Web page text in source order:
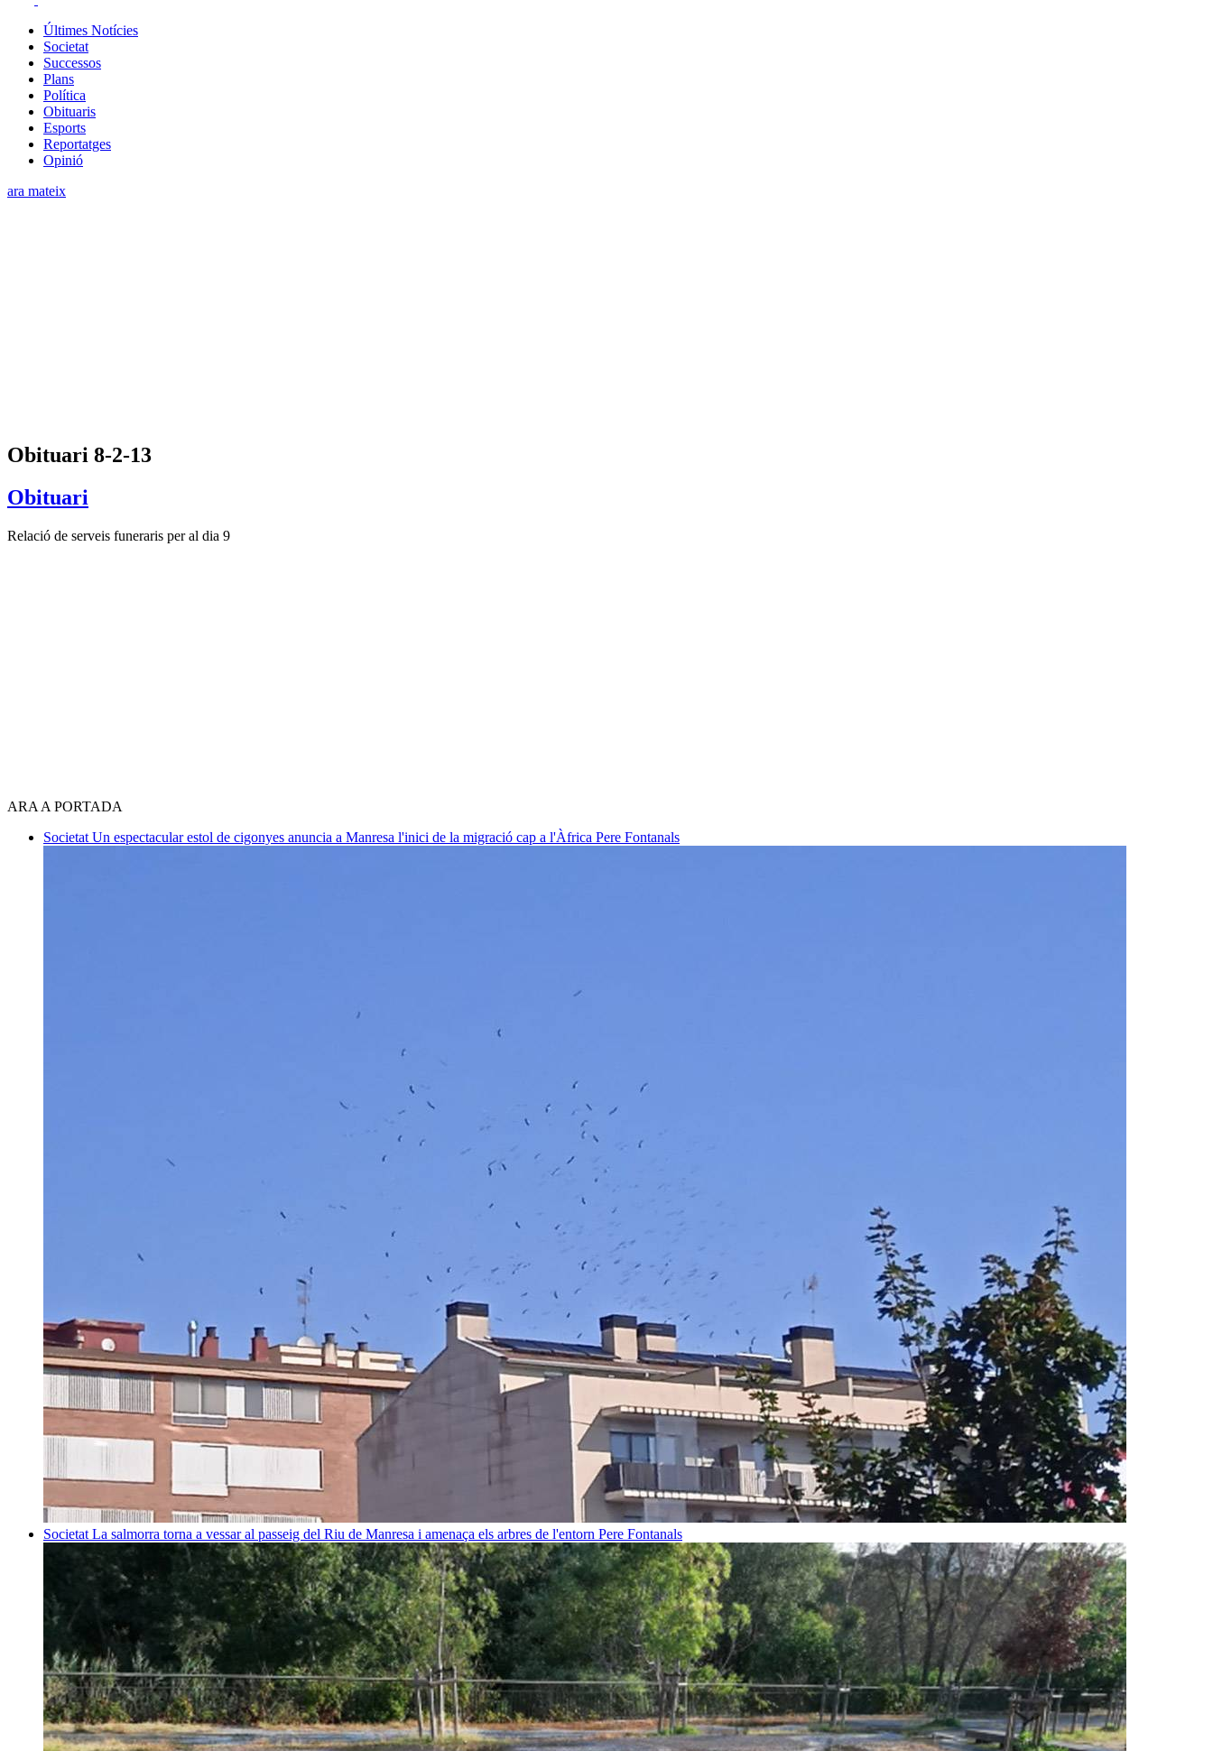
Últimes Notícies
Societat
Successos
Plans
Política
Obituaris
Esports
Reportatges
Opinió
ara mateix
Obituari 8-2-13
Obituari
Relació de serveis funeraris per al dia 9
ARA A PORTADA
Societat Un espectacular estol de cigonyes anuncia a Manresa l'inici de la migració cap a l'Àfrica Pere Fontanals
Societat La salmorra torna a vessar al passeig del Riu de Manresa i amenaça els arbres de l'entorn Pere Fontanals